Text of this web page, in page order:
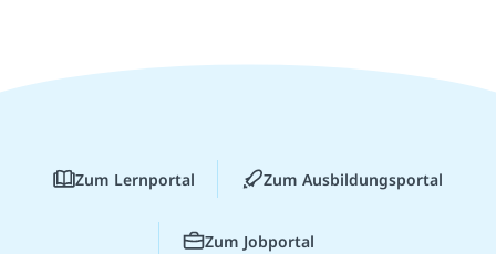
Zum Lernportal Zum Ausbildungsportal
Zum Jobportal